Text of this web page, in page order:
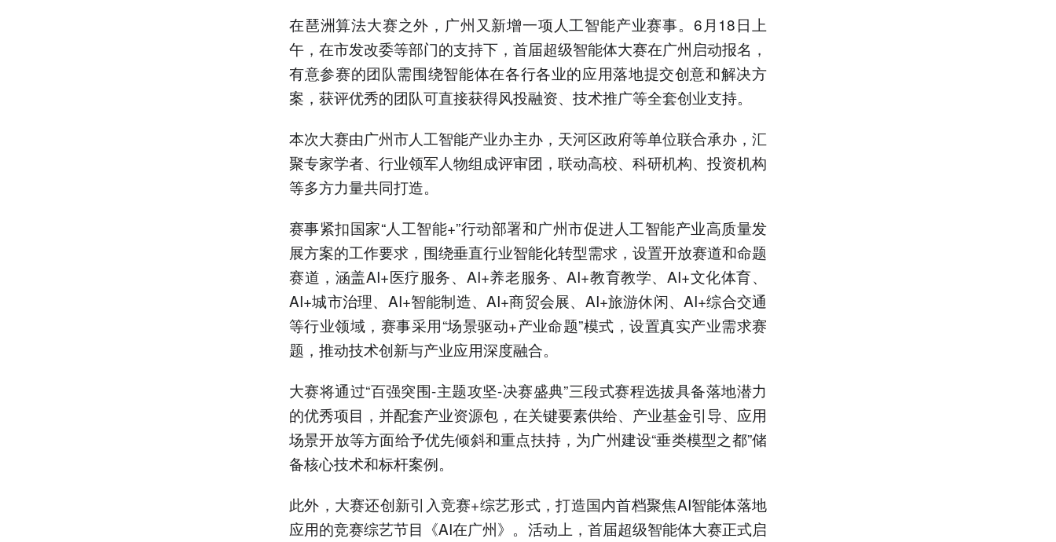
在琶洲算法大赛之外，广州又新增一项人工智能产业赛事。6月18日上
午，在市发改委等部门的支持下，首届超级智能体大赛在广州启动报名，
有意参赛的团队需围绕智能体在各行各业的应用落地提交创意和解决方
案，获评优秀的团队可直接获得风投融资、技术推广等全套创业支持。
本次大赛由广州市人工智能产业办主办，天河区政府等单位联合承办，汇
聚专家学者、行业领军人物组成评审团，联动高校、科研机构、投资机构
等多方力量共同打造。
赛事紧扣国家“人工智能+”行动部署和广州市促进人工智能产业高质量发
展方案的工作要求，围绕垂直行业智能化转型需求，设置开放赛道和命题
赛道，涵盖AI+医疗服务、AI+养老服务、AI+教育教学、AI+文化体育、
AI+城市治理、AI+智能制造、AI+商贸会展、AI+旅游休闲、AI+综合交通
等行业领域，赛事采用“场景驱动+产业命题”模式，设置真实产业需求赛
题，推动技术创新与产业应用深度融合。
大赛将通过“百强突围-主题攻坚-决赛盛典”三段式赛程选拔具备落地潜力
的优秀项目，并配套产业资源包，在关键要素供给、产业基金引导、应用
场景开放等方面给予优先倾斜和重点扶持，为广州建设“垂类模型之都”储
备核心技术和标杆案例。
此外，大赛还创新引入竞赛+综艺形式，打造国内首档聚焦AI智能体落地
应用的竞赛综艺节目《AI在广州》。活动上，首届超级智能体大赛正式启